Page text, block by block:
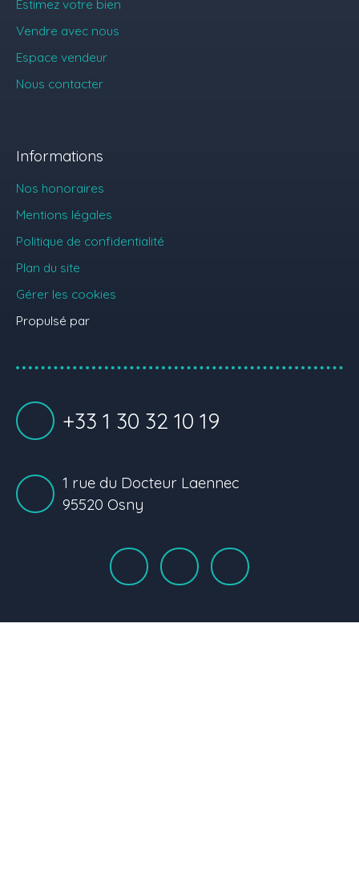
Estimez votre bien
Vendre avec nous
Espace vendeur
Nous contacter
Informations
Nos honoraires
Mentions légales
Politique de confidentialité
Plan du site
Gérer les cookies
Propulsé par
+33 1 30 32 10 19
1 rue du Docteur Laennec
95520 Osny